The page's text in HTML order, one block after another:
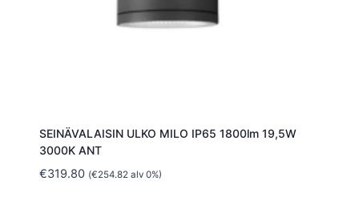
SEINÄVALAISIN ULKO MILO IP65 1800lm 19,5W
3000K ANT
€319.80 (€254.82 alv 0%)